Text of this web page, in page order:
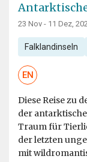
23 Nov - 11 Dez,
Falklandinseln
EN
Diese Reise zu
der
Traum für
der letzten
mit